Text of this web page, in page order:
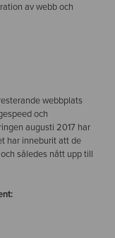
av webb och
webbplats
och
augusti 2017 har
har inneburit att de
således nått upp till